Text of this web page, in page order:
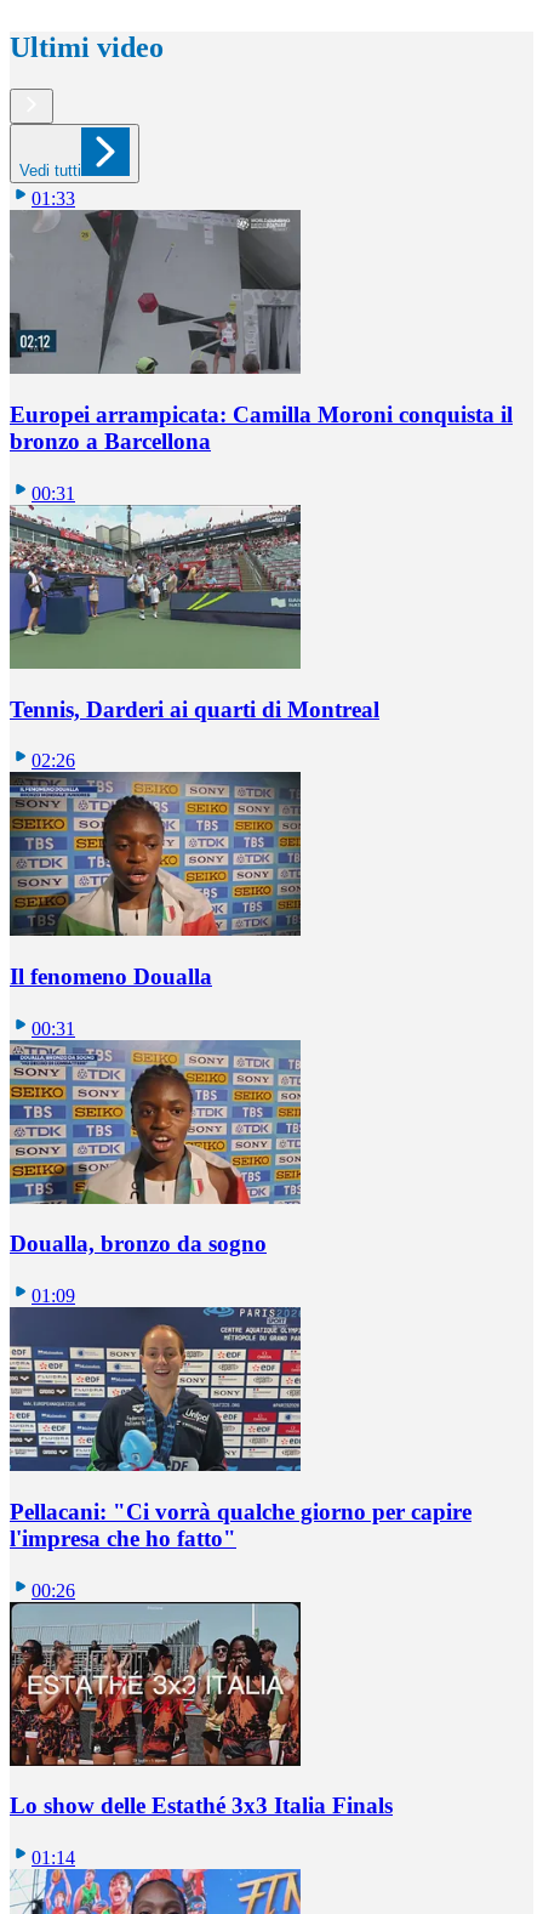
Ultimi video
Vedi tutti
01:33
Europei arrampicata: Camilla Moroni conquista il
bronzo a Barcellona
00:31
Tennis, Darderi ai quarti di Montreal
02:26
Il fenomeno Doualla
00:31
Doualla, bronzo da sogno
01:09
Pellacani: "Ci vorrà qualche giorno per capire
l'impresa che ho fatto"
00:26
Lo show delle Estathé 3x3 Italia Finals
01:14